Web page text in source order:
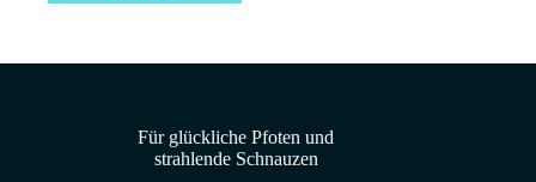
Für glückliche Pfoten und
strahlende Schnauzen